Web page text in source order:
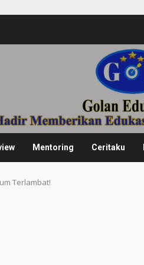
Mentoring Ceritaku
Terlambat!